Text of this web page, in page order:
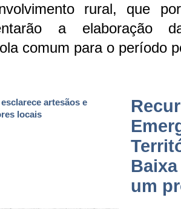
rural, que
a elaboração
comum para o período
artesãos e
locais
um